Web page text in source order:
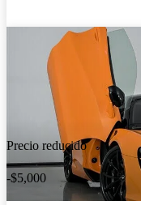
Precio reducido
-$5,000